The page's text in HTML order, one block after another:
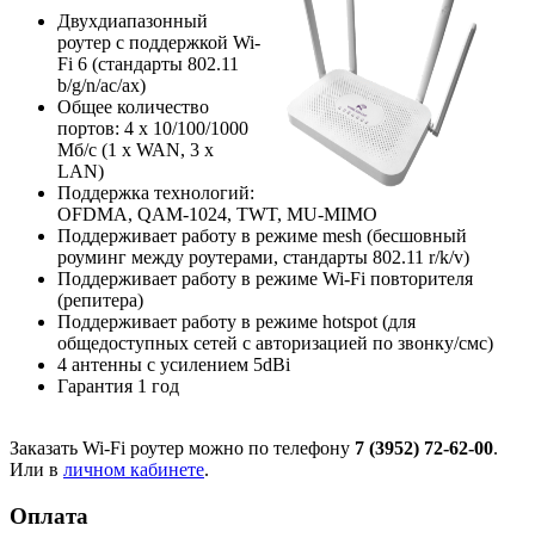
Двухдиапазонный
роутер с поддержкой Wi-
Fi 6 (стандарты 802.11
b/g/n/ac/ax)
Общее количество
портов: 4 х 10/100/1000
Мб/с (1 x WAN, 3 x
LAN)
Поддержка технологий:
OFDMA, QAM-1024, TWT, MU-MIMO
Поддерживает работу в режиме mesh (бесшовный
роуминг между роутерами, стандарты 802.11 r/k/v)
Поддерживает работу в режиме Wi-Fi повторителя
(репитера)
Поддерживает работу в режиме hotspot (для
общедоступных сетей с авторизацией по звонку/смс)
4 антенны с усилением 5dBi
Гарантия 1 год
Заказать Wi-Fi роутер можно по телефону 7 (3952) 72-62-00.
Или в личном кабинете.
Оплата